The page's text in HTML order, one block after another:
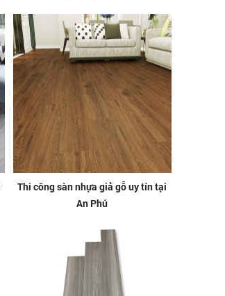
Thi công sàn nhựa giả gỗ uy tín tại
An Phú